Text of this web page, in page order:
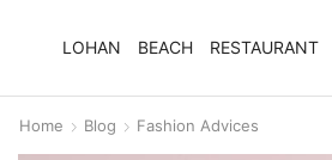
LOHAN BEACH RESTAURANT
Home Blog Fashion Advices